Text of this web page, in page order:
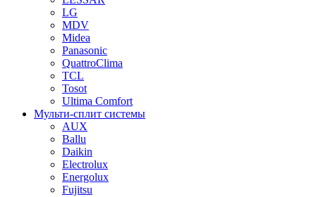
LG
MDV
Midea
Panasonic
QuattroClima
TCL
Tosot
Ultima Comfort
Мульти-сплит системы
AUX
Ballu
Daikin
Electrolux
Energolux
Fujitsu